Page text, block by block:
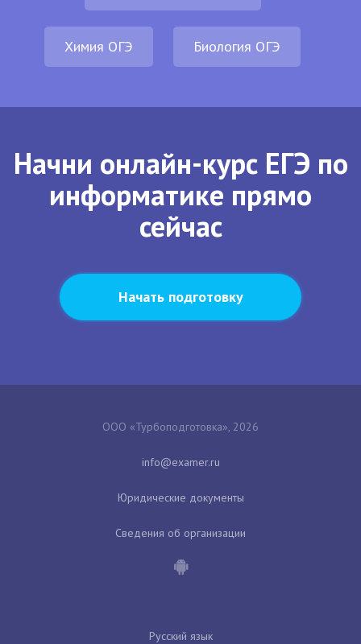
Химия ОГЭ Биология ОГЭ
Начни онлайн-курс ЕГЭ по
информатике прямо
сейчас
Начать подготовку
ООО «Турбоподготовка», 2026
Юридические документы
Сведения об организации
Русский язык